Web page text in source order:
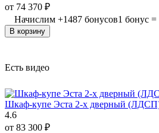
от 74 370 ₽
Начислим +1487 бонусов1 бонус =
В корзину
Есть видео
Шкаф-купе Эста 2-х дверный
4.6
от 83 300 ₽